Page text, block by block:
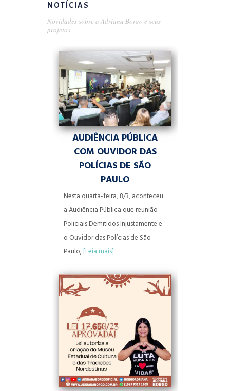
NOTÍCIAS
Novidades sobre a Adriana Borgo e seus
projetos
AUDIÊNCIA PÚBLICA
COM OUVIDOR DAS
POLÍCIAS DE SÃO
PAULO
Nesta quarta-feira, 8/3, aconteceu
a Audiência Pública que reunião
Policiais Demitidos Injustamente e
o Ouvidor das Polícias de São
Paulo,[Leia mais]